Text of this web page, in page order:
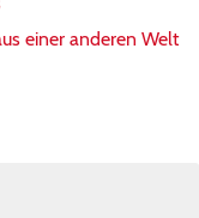
einer anderen Welt